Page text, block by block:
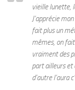
vieille lunette,
J’apprécie
fait plus un
mêmes, on
vraiment des
part ailleurs et
d’autre l’aura